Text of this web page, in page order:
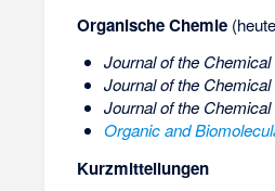
Organische Chemie
Journal of the
Journal of the
Journal of the
Organic and
Kurzmitteilungen